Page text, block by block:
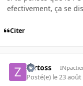
efectivement, ça se
Citer
zartoss
Posté(e) le 23 août